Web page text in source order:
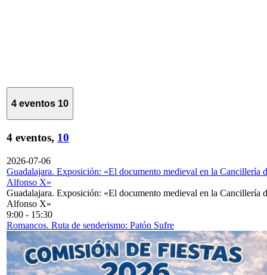
4 eventos 10
4 eventos, 10
2026-07-06
Guadalajara. Exposición: «El documento medieval en la Cancillería
Alfonso X»
Guadalajara. Exposición: «El documento medieval en la Cancillería
Alfonso X»
9:00 - 15:30
Romancos. Ruta de senderismo: Patón Sufre